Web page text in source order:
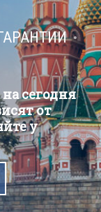
сегодня
от
у